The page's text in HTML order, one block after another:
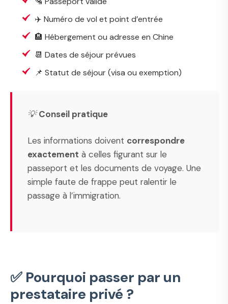
✈️ Numéro de vol et point d’entrée
🏨 Hébergement ou adresse en Chine
📆 Dates de séjour prévues
📌 Statut de séjour (visa ou exemption)
💡Conseil pratique
Les informations doivent correspondre
exactement à celles figurant sur le
passeport et les documents de voyage. Une
simple faute de frappe peut ralentir le
passage à l’immigration.
✅ Pourquoi passer par un
prestataire privé ?